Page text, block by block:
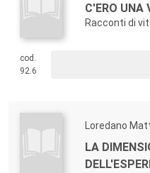
C'ERO UNA
Racconti di
cod.
92.6
Loredano
LA